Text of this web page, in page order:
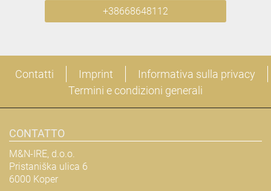
+38668648112
Contatti Imprint
Informativa sulla privacy
Termini e condizioni generali
CONTATTO
M&N-IRE, d.o.o.
Pristaniška ulica 6
6000 Koper